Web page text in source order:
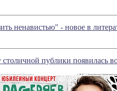
ненавистью" - новое в
публики появилась